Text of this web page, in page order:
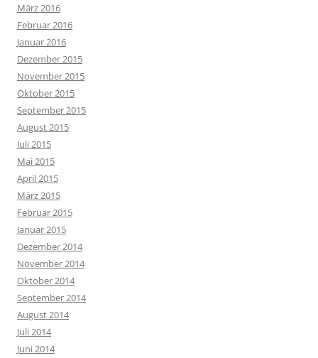
März 2016
Februar 2016
Januar 2016
Dezember 2015
November 2015
Oktober 2015
September 2015
August 2015
Juli 2015
Mai 2015
April 2015
März 2015
Februar 2015
Januar 2015
Dezember 2014
November 2014
Oktober 2014
September 2014
August 2014
Juli 2014
Juni 2014